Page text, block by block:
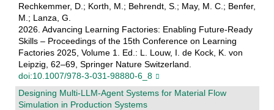
Rechkemmer, D.; Korth, M.; Behrendt, S.; May, M. C.; Benfer,
M.; Lanza, G.
2026. Advancing Learning Factories: Enabling Future-Ready
Skills – Proceedings of the 15th Conference on Learning
Factories 2025, Volume 1. Ed.: L. Louw, I. de Kock, K. von
Leipzig, 62–69, Springer Nature Switzerland.
doi:10.1007/978-3-031-98880-6_8
Designing Multi-LLM-Agent Systems for Material Flow
Simulation in Production Systems